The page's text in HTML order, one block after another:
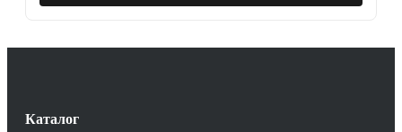
Каталог